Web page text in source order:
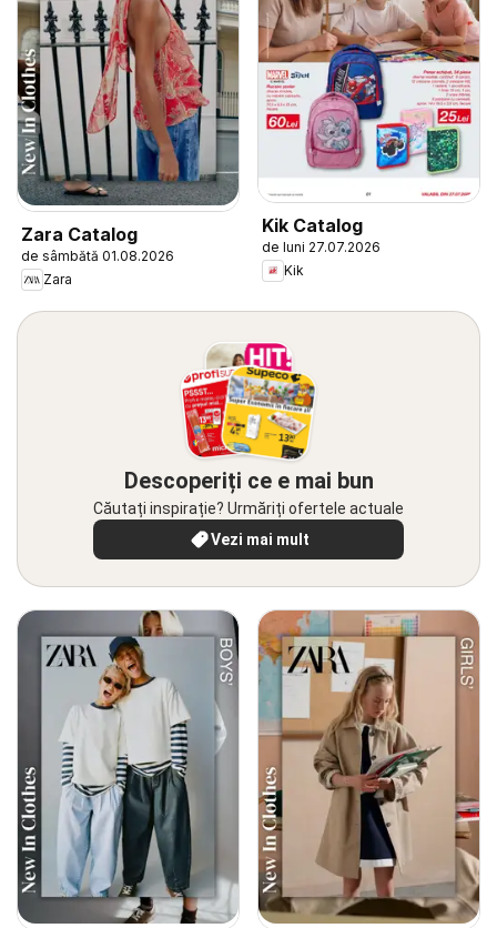
Zara Catalog
de sâmbătă 01.08.2026
Zara
Kik Catalog
de luni 27.07.2026
Kik
Descoperiți ce e mai bun
Căutați inspirație? Urmăriți ofertele actuale
Vezi mai mult